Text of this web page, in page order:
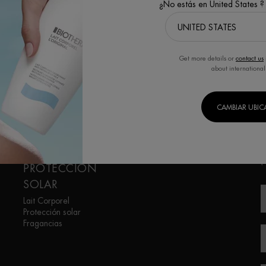
DESCUBRE
CUIDADO
CORPORAL Y
PROTECCIÓN
SOLAR
Lait Corporel
Protección solar
Fragancias
¿No estás en United States
Get more details or contact us
about international
CAMBIAR